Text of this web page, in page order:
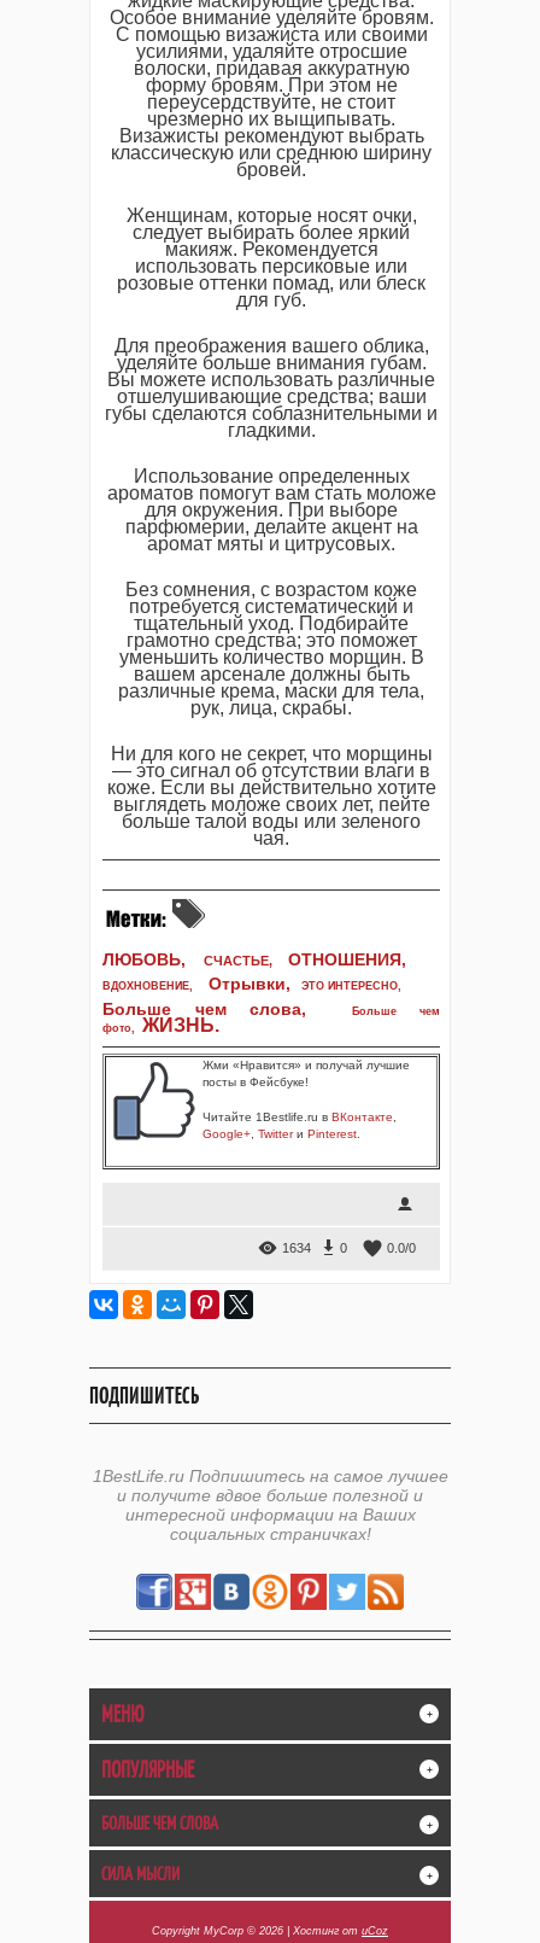
Особое внимание уделяйте бровям.
С помощью визажиста или своими
усилиями, удаляйте отросшие
волоски, придавая аккуратную
форму бровям. При этом не
переусердствуйте, не стоит
чрезмерно их выщипывать.
Визажисты рекомендуют выбрать
классическую или среднюю ширину
бровей.
Женщинам, которые носят очки,
следует выбирать более яркий
макияж. Рекомендуется
использовать персиковые или
розовые оттенки помад, или блеск
для губ.
Для преображения вашего облика,
уделяйте больше внимания губам.
Вы можете использовать различные
отшелушивающие средства; ваши
губы сделаются соблазнительными и
гладкими.
Использование определенных
ароматов помогут вам стать моложе
для окружения. При выборе
парфюмерии, делайте акцент на
аромат мяты и цитрусовых.
Без сомнения, с возрастом коже
потребуется систематический и
тщательный уход. Подбирайте
грамотно средства; это поможет
уменьшить количество морщин. В
вашем арсенале должны быть
различные крема, маски для тела,
рук, лица, скрабы.
Ни для кого не секрет, что морщины
— это сигнал об отсутствии влаги в
коже. Если вы действительно хотите
выглядеть моложе своих лет, пейте
больше талой воды или зеленого
чая.
ЛЮБОВЬ, СЧАСТЬЕ, ОТНОШЕНИЯ,
ВДОХНОВЕНИЕ, Отрывки, ЭТО ИНТЕРЕСНО,
Больше чем слова,
Больше чем
фото, ЖИЗНЬ.
Жми «Нравится» и получай лучшие
посты в Фейсбуке!
Читайте 1Bestlife.ru в ВКонтакте
Google+ Twitterи Pinterest
1634 0 0.0/0
ПОДПИШИТЕСЬ
1BestLife.ru Подпишитесь на самое лучшее
и получите вдвое больше полезной и
интересной информации на Ваших
социальных страничках!
МЕНЮ +
ПОПУЛЯРНЫЕ +
БОЛЬШЕ ЧЕМ СЛОВА +
СИЛА МЫСЛИ +
Copyright MyCorp © 2026 Хостинг от uCoz